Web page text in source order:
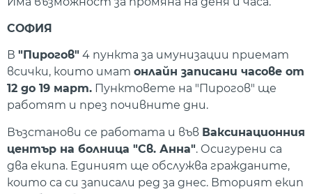
СОФИЯ
В "Пирогов" 4 пункта за имунизации приемат
всички, които имат онлайн записани часове от
12 до 19 март. Пунктовете на "Пирогов" ще
работят и през почивните дни.
Възстанови се работата и във Ваксинационния
център на болница "Св. Анна". Осигурени са
два екипа. Единият ще обслужва гражданите,
които са си записали ред за днес. Вторият екип